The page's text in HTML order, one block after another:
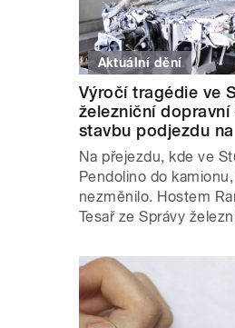
Aktuální dění
Výročí tragédie ve
železniční
stavbu podjezdu
Na přejezdu, kde ve
Pendolino do
nezměnilo. Hostem
Tesař ze Správy